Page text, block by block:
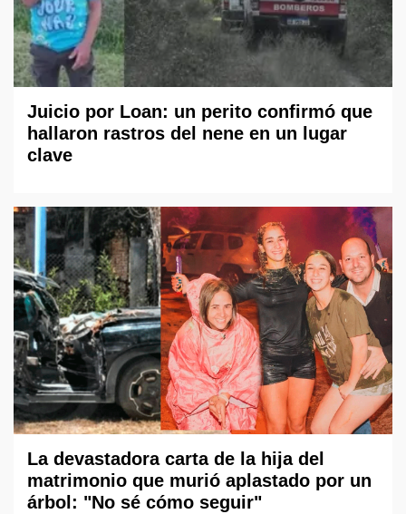
Juicio por Loan: un perito confirmó que
hallaron rastros del nene en un lugar
clave
La devastadora carta de la hija del
matrimonio que murió aplastado por un
árbol: "No sé cómo seguir"